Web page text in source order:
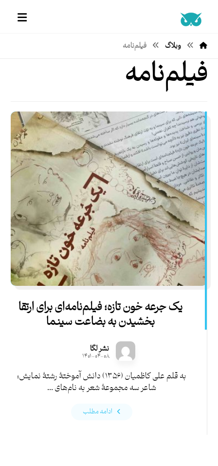
وبلاگ فیلم‌نامه
فیلم‌نامه
یک جرعه خون تازه؛ فیلم‌نامه‌ای برای ارتقا
بخشیدن به بضاعت سينما
نشر لگا
۱۴۰۱-۰۴-۰۸
به قلم علی کاظمیان (۱۳۵۶) دانش آموختۀ رشتۀ نمایش؛
شاعر سه مجموعۀ شعر به نام‌های ...
ادامه مطلب